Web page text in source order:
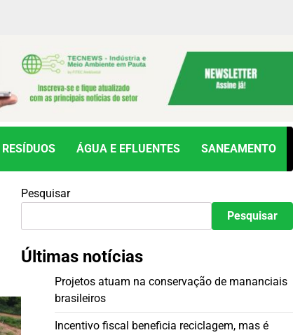
RESÍDUOS ÁGUA E EFLUENTES SANEAMENTO
Pesquisar
Pesquisar
Últimas notícias
Projetos atuam na conservação de mananciais
brasileiros
Incentivo fiscal beneficia reciclagem, mas é